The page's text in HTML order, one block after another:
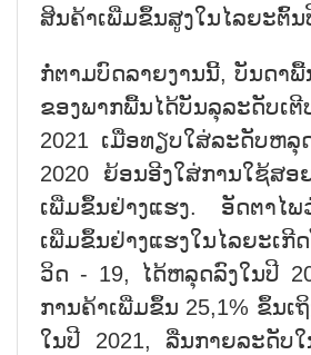
ສິນຄ້າເພີ່ມຂຶ້ນສູງໃນໄລຍະຕົ້ນ
ກໍ່ຕາມບົດລາຍງານນີ້, ບັນດາ
ຂອງພາກພື້ນໄດ້ບັນລຸລະດັບເ
2021 ເມື່ອທຽບໃສ່ລະດັບຫລຸ
2020 ຍ້ອນອີງໃສ່ການໃຊ້ສ
ເພີ່ມຂຶ້ນຢ່າງແຮງ. ອັດຕາໄ
ເພີ່ມຂຶ້ນຢ່າງແຮງໃນໄລຍະເກີ
ວິດ - 19, ໄດ້ຫລຸດລົງໃນປີ
ການຄ້າເພີ່ມຂຶ້ນ 25,1% ຂຶ້ນເ
ໃນປີ 2021, ລື່ນກາຍລະດັບໃ